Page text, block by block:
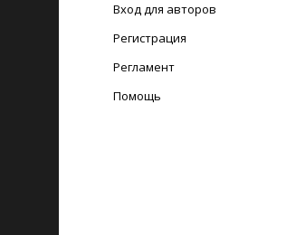
Вход для авторов
Регистрация
Регламент
Помощь